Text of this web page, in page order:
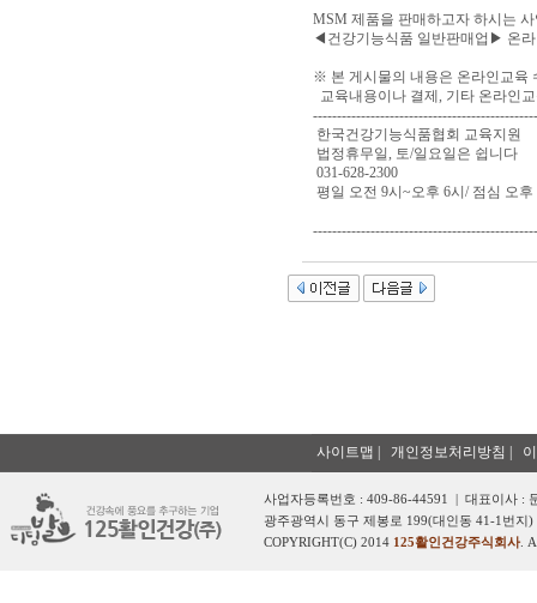
MSM 제품을 판매하고자 하시는
◀건강기능식품 일반판매업▶ 온
※ 본 게시물의 내용은 온라인교육
교육내용이나 결제, 기타 온라인
한국건강기능식품협회 교육지원
법정휴무일, 토/일요일은 쉽니다
031-628-2300
평일 오전 9시~오후 6시/ 점심 오
사이트맵 개인정보처리방침
사업자등록번호 : 409-86-44591 | 대표이사 :
광주광역시 동구 제봉로 199(대인동 41-1번지
COPYRIGHT(C) 2014 125활인건강주식회사.